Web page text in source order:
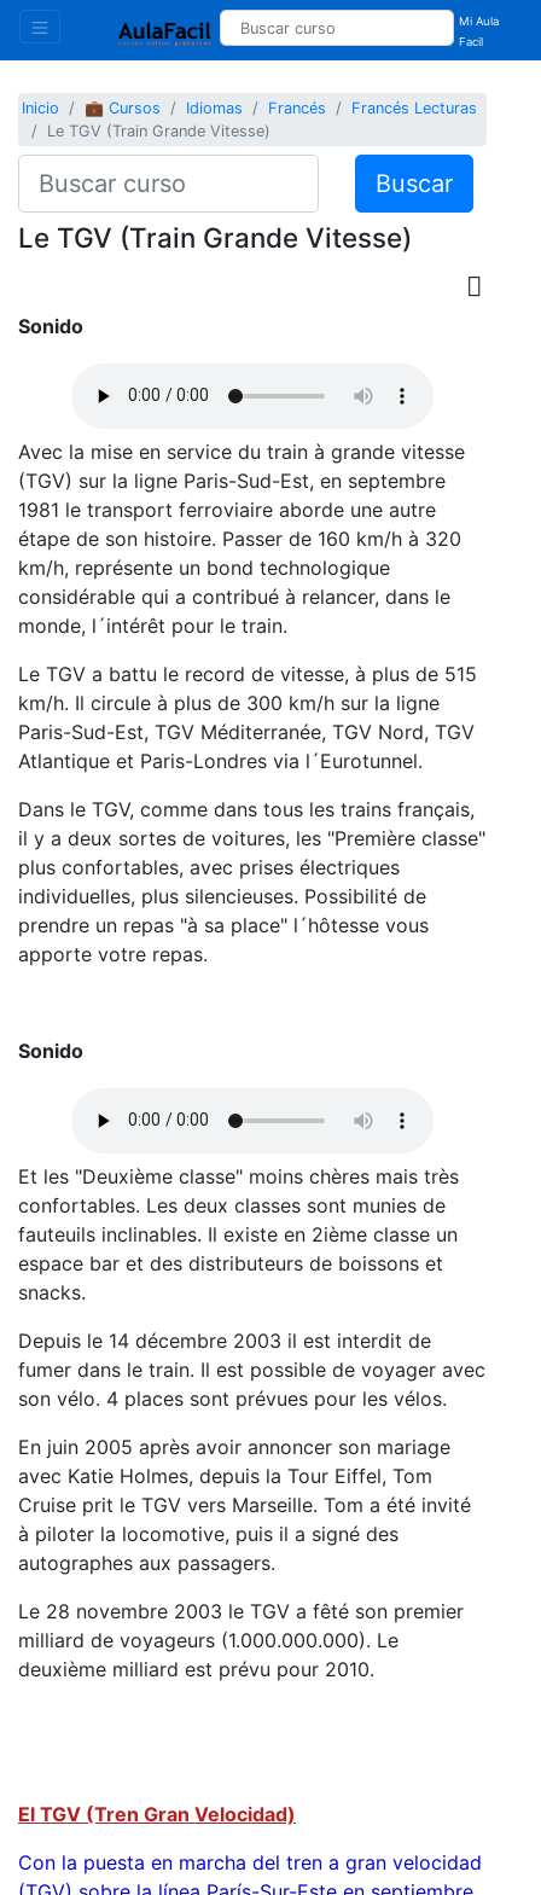
Mi Aula
Facil
Inicio 💼 Cursos Idiomas Francés
Francés Lecturas
Le TGV (Train Grande Vitesse)
Buscar
Le TGV (Train Grande Vitesse)
Sonido
Avec la mise en service du train à grande vitesse
(TGV) sur la ligne Paris-Sud-Est, en septembre
1981 le transport ferroviaire aborde une autre
étape de son histoire. Passer de 160 km/h à 320
km/h, représente un bond technologique
considérable qui a contribué à relancer, dans le
monde, l´intérêt pour le train.
Le TGV a battu le record de vitesse, à plus de 515
km/h. Il circule à plus de 300 km/h sur la ligne
Paris-Sud-Est, TGV Méditerranée, TGV Nord, TGV
Atlantique et Paris-Londres via l´Eurotunnel.
Dans le TGV, comme dans tous les trains français,
il y a deux sortes de voitures, les "Première classe"
plus confortables, avec prises électriques
individuelles, plus silencieuses. Possibilité de
prendre un repas "à sa place" l´hôtesse vous
apporte votre repas.
Sonido
Et les "Deuxième classe" moins chères mais très
confortables. Les deux classes sont munies de
fauteuils inclinables. Il existe en 2ième classe un
espace bar et des distributeurs de boissons et
snacks.
Depuis le 14 décembre 2003 il est interdit de
fumer dans le train. Il est possible de voyager avec
son vélo. 4 places sont prévues pour les vélos.
En juin 2005 après avoir annoncer son mariage
avec Katie Holmes, depuis la Tour Eiffel, Tom
Cruise prit le TGV vers Marseille. Tom a été invité
à piloter la locomotive, puis il a signé des
autographes aux passagers.
Le 28 novembre 2003 le TGV a fêté son premier
milliard de voyageurs (1.000.000.000). Le
deuxième milliard est prévu pour 2010.
El TGV (Tren Gran Velocidad)
Con la puesta en marcha del tren a gran velocidad